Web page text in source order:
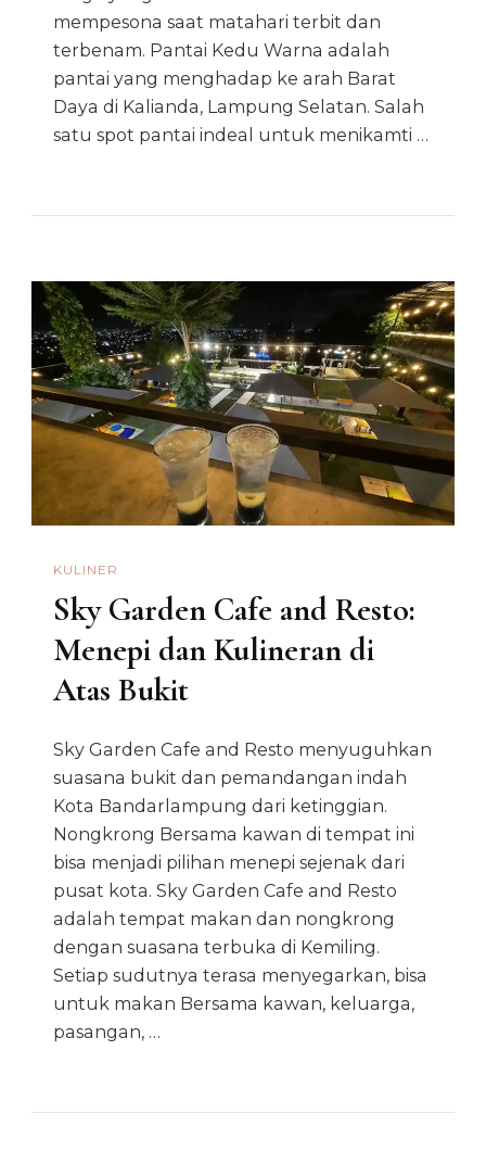
mempesona saat matahari terbit dan
terbenam. Pantai Kedu Warna adalah
pantai yang menghadap ke arah Barat
Daya di Kalianda, Lampung Selatan. Salah
satu spot pantai indeal untuk menikamti …
KULINER
Sky Garden Cafe and Resto:
Menepi dan Kulineran di
Atas Bukit
Sky Garden Cafe and Resto menyuguhkan
suasana bukit dan pemandangan indah
Kota Bandarlampung dari ketinggian.
Nongkrong Bersama kawan di tempat ini
bisa menjadi pilihan menepi sejenak dari
pusat kota. Sky Garden Cafe and Resto
adalah tempat makan dan nongkrong
dengan suasana terbuka di Kemiling.
Setiap sudutnya terasa menyegarkan, bisa
untuk makan Bersama kawan, keluarga,
pasangan, …